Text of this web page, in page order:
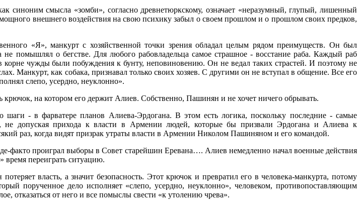
смысла «зомби», согласно древнетюркскому, означает «неразумный, глупый, лишенный
внешнего воздействия на свою психику забыл о своем прошлом и о прошлом своих предков,
«Я», манкурт с хозяйственной точки зрения обладал целым рядом преимуществ. Он был
помышлял о бегстве. Для любого рабовладельца самое страшное - восстание раба. Каждый раб
чужды были побуждения к бунту, неповиновению. Он не ведал таких страстей. И поэтому не
Манкурт, как собака, признавал только своих хозяев. С другими он не вступал в общение. Все его
слепо, усердно, неуклонно».
на котором его держит Алиев. Собственно, Пашинян и не хочет ничего обрывать.
- в фарватере планов Алиева-Эрдогана. В этом есть логика, поскольку последние - самые
допуская прихода к власти в Армении людей, которые бы призвали Эрдогана и Алиева к
раз, когда видят призрак утраты власти в Армении Николом Пашиняном и его командой.
факто проиграл выборы в Совет старейшин Еревана…. Алиев немедленно начал военные действия
время переиграть ситуацию.
власть, а значит безопасность. Этот крючок и превратил его в человека-манкурта, потому
порученное дело исполняет «слепо, усердно, неуклонно», человеком, противопоставляющим
отказаться от него и все помыслы свести «к утолению чрева».